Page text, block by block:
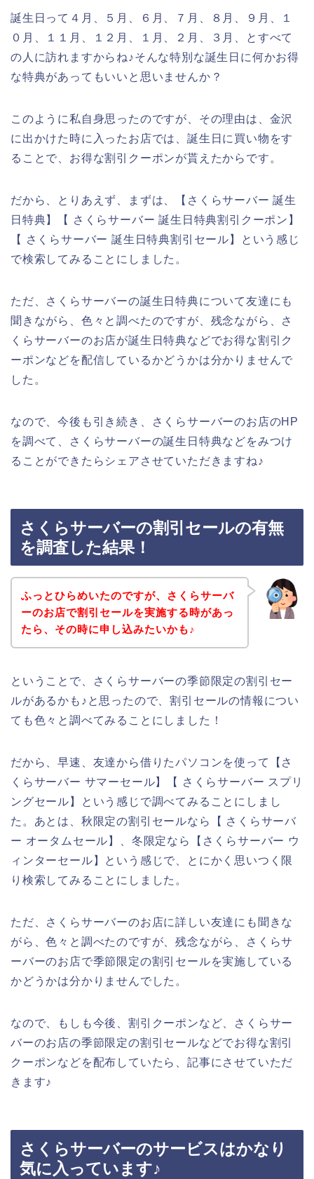
誕生日って４月、５月、６月、７月、８月、９月、１
０月、１１月、１２月、１月、２月、３月、とすべて
の人に訪れますからね♪そんな特別な誕生日に何かお得
な特典があってもいいと思いませんか？
このように私自身思ったのですが、その理由は、金沢
に出かけた時に入ったお店では、誕生日に買い物をす
ることで、お得な割引クーポンが貰えたからです。
だから、とりあえず、まずは、【さくらサーバー 誕生
日特典】【 さくらサーバー 誕生日特典割引クーポン】
【 さくらサーバー 誕生日特典割引セール】という感じ
で検索してみることにしました。
ただ、さくらサーバーの誕生日特典について友達にも
聞きながら、色々と調べたのですが、残念ながら、さ
くらサーバーのお店が誕生日特典などでお得な割引ク
ーポンなどを配信しているかどうかは分かりませんで
した。
なので、今後も引き続き、さくらサーバーのお店のHP
を調べて、さくらサーバーの誕生日特典などをみつけ
ることができたらシェアさせていただきますね♪
さくらサーバーの割引セールの有無
を調査した結果！
ふっとひらめいたのですが、さくらサーバ
ーのお店で割引セールを実施する時があっ
たら、その時に申し込みたいかも♪
ということで、さくらサーバーの季節限定の割引セー
ルがあるかも♪と思ったので、割引セールの情報につい
ても色々と調べてみることにしました！
だから、早速、友達から借りたパソコンを使って【さ
くらサーバー サマーセール】【 さくらサーバー スプリ
ングセール】という感じで調べてみることにしまし
た。あとは、秋限定の割引セールなら【 さくらサーバ
ー オータムセール】、冬限定なら【さくらサーバー ウ
ィンターセール】という感じで、とにかく思いつく限
り検索してみることにしました。
ただ、さくらサーバーのお店に詳しい友達にも聞きな
がら、色々と調べたのですが、残念ながら、さくらサ
ーバーのお店で季節限定の割引セールを実施している
かどうかは分かりませんでした。
なので、もしも今後、割引クーポンなど、さくらサー
バーのお店の季節限定の割引セールなどでお得な割引
クーポンなどを配布していたら、記事にさせていただ
きます♪
さくらサーバーのサービスはかなり
気に入っています♪